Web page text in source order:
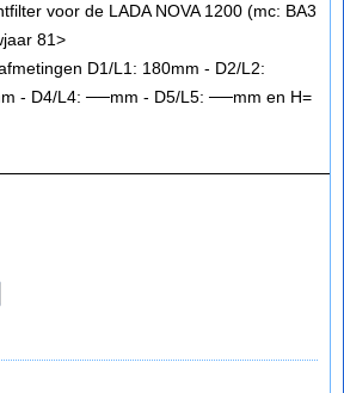
voor de LADA NOVA 1200 (mc: BA3
81>
D1/L1: 180mm - D2/L2:
- D4/L4: ──mm - D5/L5: ──mm en H=